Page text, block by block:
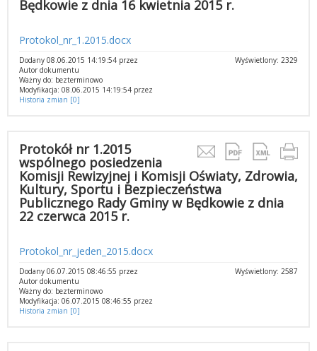
Będkowie z dnia 16 kwietnia 2015 r.
Protokol_nr_1.2015.docx
Wyświetlony: 2329
Dodany 08.06.2015 14:19:54 przez
Autor dokumentu
Ważny do: bezterminowo
Modyfikacja: 08.06.2015 14:19:54 przez
Historia zmian [0]
Protokół nr 1.2015
wspólnego posiedzenia
Komisji Rewizyjnej i Komisji Oświaty, Zdrowia,
Kultury, Sportu i Bezpieczeństwa
Publicznego Rady Gminy w Będkowie z dnia
22 czerwca 2015 r.
Protokol_nr_jeden_2015.docx
Wyświetlony: 2587
Dodany 06.07.2015 08:46:55 przez
Autor dokumentu
Ważny do: bezterminowo
Modyfikacja: 06.07.2015 08:46:55 przez
Historia zmian [0]